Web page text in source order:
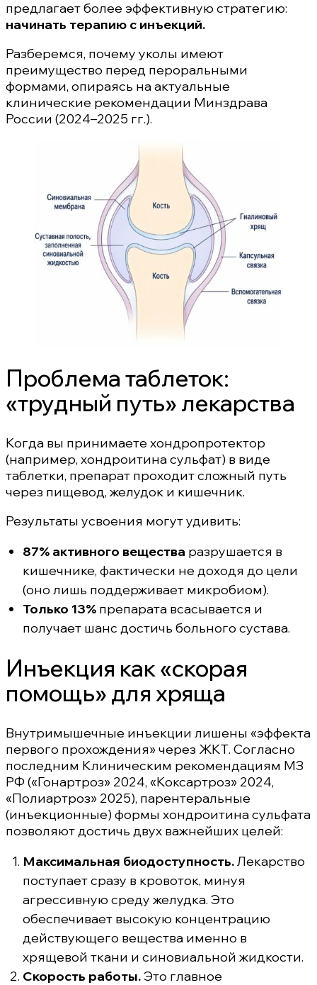
предлагает более эффективную стратегию:
начинать терапию с инъекций.
Разберемся, почему уколы имеют
преимущество перед пероральными
формами, опираясь на актуальные
клинические рекомендации Минздрава
России (2024–2025 гг.).
Проблема таблеток:
«трудный путь» лекарства
Когда вы принимаете хондропротектор
(например, хондроитина сульфат) в виде
таблетки, препарат проходит сложный путь
через пищевод, желудок и кишечник.
Результаты усвоения могут удивить:
87% активного вещества разрушается в
кишечнике, фактически не доходя до цели
(оно лишь поддерживает микробиом).
Только 13% препарата всасывается и
получает шанс достичь больного сустава.
Инъекция как «скорая
помощь» для хряща
Внутримышечные инъекции лишены «эффекта
первого прохождения» через ЖКТ. Согласно
последним Клиническим рекомендациям МЗ
РФ («Гонартроз» 2024, «Коксартроз» 2024,
«Полиартроз» 2025), парентеральные
(инъекционные) формы хондроитина сульфата
позволяют достичь двух важнейших целей:
Максимальная биодоступность.Лекарство
поступает сразу в кровоток, минуя
агрессивную среду желудка. Это
обеспечивает высокую концентрацию
действующего вещества именно в
хрящевой ткани и синовиальной жидкости.
Скорость работы.Это главное